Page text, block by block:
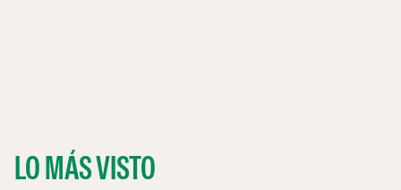
LO MÁS VISTO